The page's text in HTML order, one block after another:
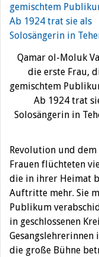
Qamar ol-Moluk
die erste Frau,
gemischtem
Ab 1924 trat
Solosängerin in
Revolution und
Frauen flüchteten
die in ihrer Heimat
Auftritte mehr. Sie
Publikum
in geschlossenen
Gesangslehrerinnen
die große Bühne